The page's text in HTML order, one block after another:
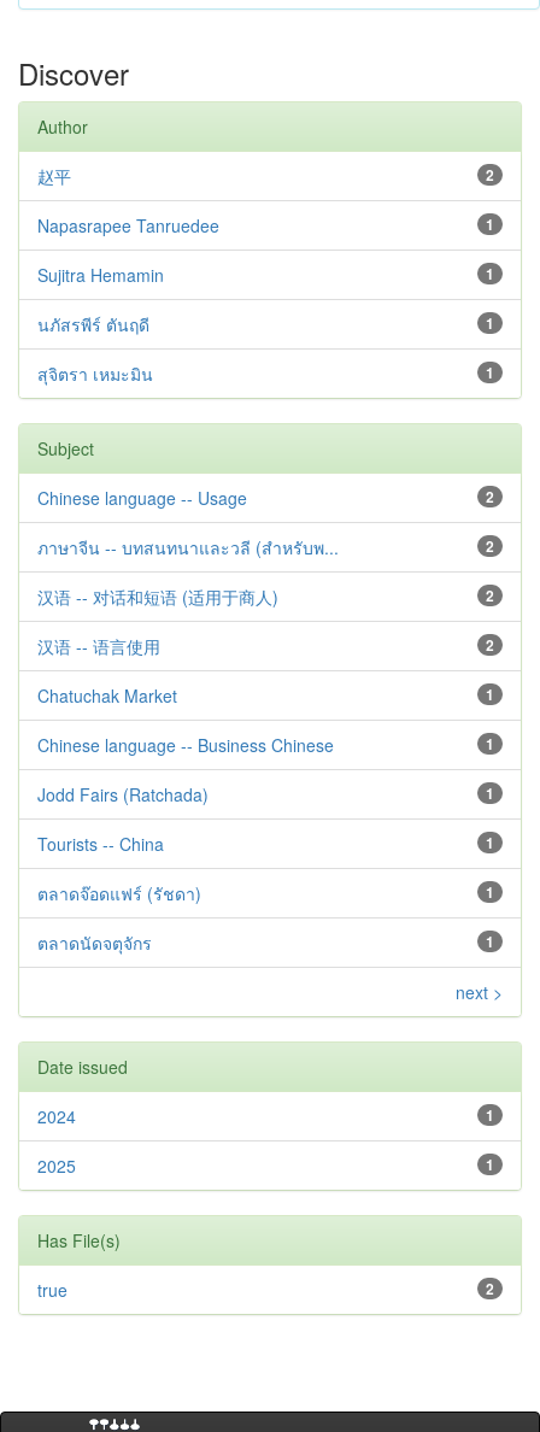
Discover
Author
2
赵平
1
Napasrapee Tanruedee
1
Sujitra Hemamin
1
นภัสรพีร์ ตันฤดี
1
สุจิตรา เหมะมิน
Subject
2
Chinese language -- Usage
2
ภาษาจีน -- บทสนทนาและวลี (สำหรับพ...
2
汉语 -- 对话和短语 (适用于商人)
2
汉语 -- 语言使用
1
Chatuchak Market
1
Chinese language -- Business Chinese
1
Jodd Fairs (Ratchada)
1
Tourists -- China
1
ตลาดจ๊อดแฟร์ (รัชดา)
1
ตลาดนัดจตุจักร
next >
Date issued
1
2024
1
2025
Has File(s)
2
true